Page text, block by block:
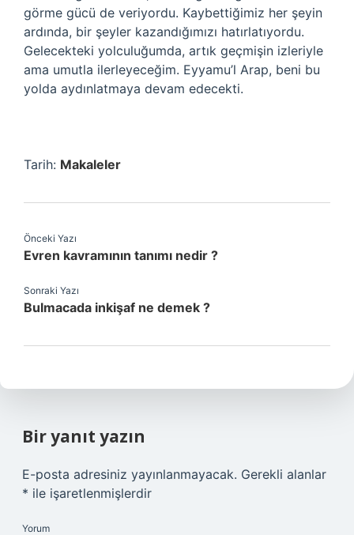
görme gücü de veriyordu. Kaybettiğimiz her şeyin
ardında, bir şeyler kazandığımızı hatırlatıyordu.
Gelecekteki yolculuğumda, artık geçmişin izleriyle
ama umutla ilerleyeceğim. Eyyamu’l Arap, beni bu
yolda aydınlatmaya devam edecekti.
Tarih: Makaleler
Önceki Yazı
Evren kavramının tanımı nedir ?
Sonraki Yazı
Bulmacada inkişaf ne demek ?
Bir yanıt yazın
E-posta adresiniz yayınlanmayacak. Gerekli alanlar
* ile işaretlenmişlerdir
Yorum